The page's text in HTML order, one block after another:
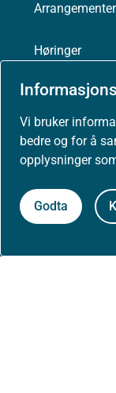
Vi bruker
bedre og for å
opplysninger
Godta
Arrangementer
Høringer
Presse